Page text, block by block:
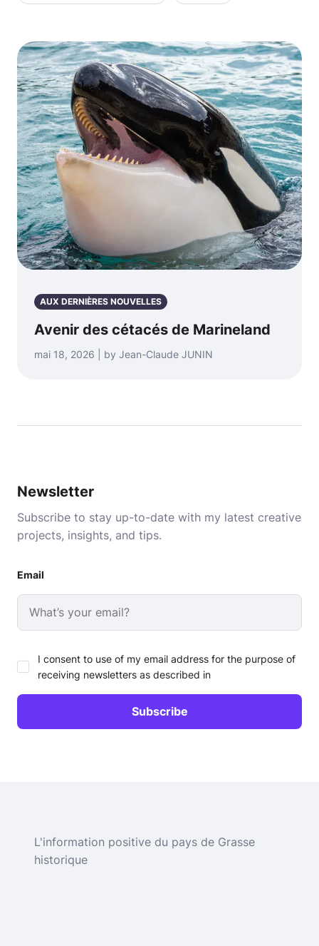
AUX DERNIÈRES NOUVELLES
Avenir des cétacés de Marineland
mai 18, 2026 | by Jean-Claude JUNIN
Newsletter
Subscribe to stay up-to-date with my latest creative
projects, insights, and tips.
Email
I consent to use of my email address for the purpose of
receiving newsletters as described in
L'information positive du pays de Grasse
historique